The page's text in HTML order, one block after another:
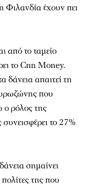
Φιλανδία έχουν πει
από το ταμείο
το Cnn Money.
δάνεια απαιτεί τη
που
ο ρόλος της
το 27%
σημαίνει
της που